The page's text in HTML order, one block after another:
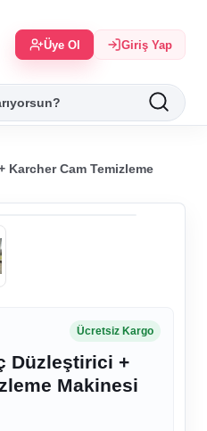
Üye Ol Giriş Yap
Cam Temizleme
Ücretsiz Kargo
Düzleştirici +
Makinesi